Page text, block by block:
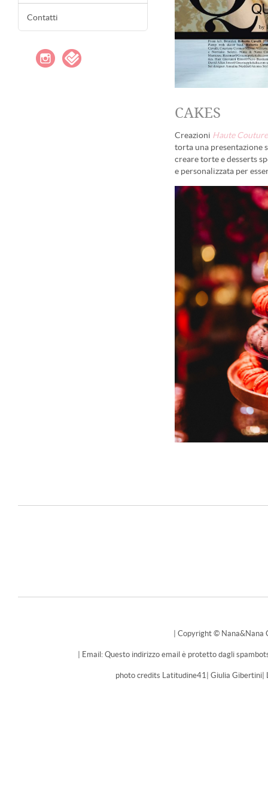
CAKES
Creazioni Haute Couture
torta una presentazione
creare torte e desserts
e personalizzata per
Contatti
| Copyright © Nana&Nana
| Email: Questo indirizzo email è protetto dagli
photo credits Latitudine41| Giulia Gibertini|